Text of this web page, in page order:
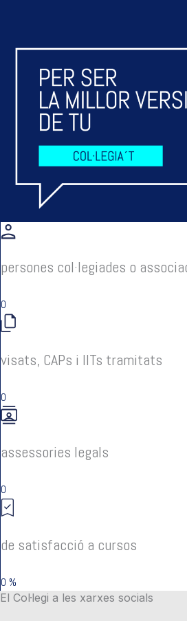
persones col·legiades o
0
visats, CAPs i IITs tramitats
0
assessories legals
0
de satisfacció a cursos
0 %
El Col·legi a les xarxes socials